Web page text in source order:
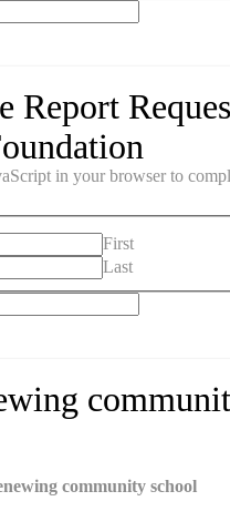
Report
in your browser to
First
Last
community school